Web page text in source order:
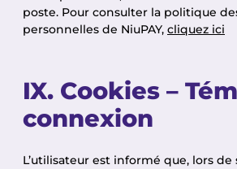
poste. Pour consulter la politique
personnelles de NiuPAY, cliquez ici
IX. Cookies –
connexion
L’utilisateur est informé que, lors de